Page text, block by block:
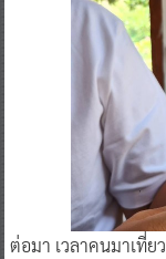
ต่อมา เวลาคนมาเที่ย